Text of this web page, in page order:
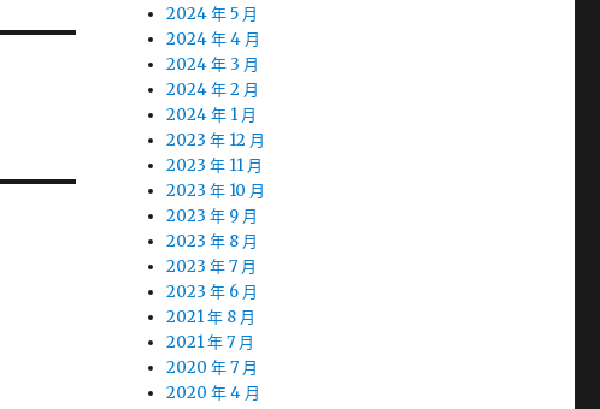
2024 年 5 月
2024 年 4 月
2024 年 3 月
2024 年 2 月
2024 年 1 月
2023 年 12 月
2023 年 11 月
2023 年 10 月
2023 年 9 月
2023 年 8 月
2023 年 7 月
2023 年 6 月
2021 年 8 月
2021 年 7 月
2020 年 7 月
2020 年 4 月